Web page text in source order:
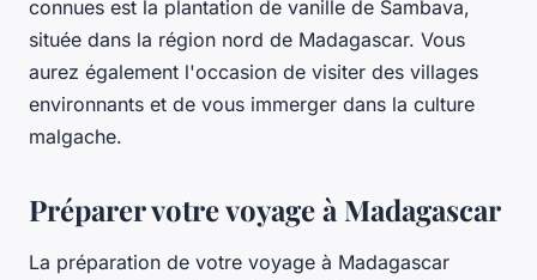
connues est la plantation de vanille de Sambava,
située dans la région nord de Madagascar. Vous
aurez également l'occasion de visiter des villages
environnants et de vous immerger dans la culture
malgache.
Préparer votre voyage à Madagascar
La préparation de votre voyage à Madagascar